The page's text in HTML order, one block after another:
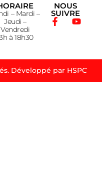
– Mardi –
Jeudi –
Vendredi
à 18h30
NOUS
SUIVRE
Développé par HSPC